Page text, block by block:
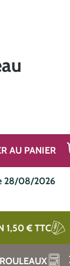
AU PANIER
28/08/2026
1,50 € TTC